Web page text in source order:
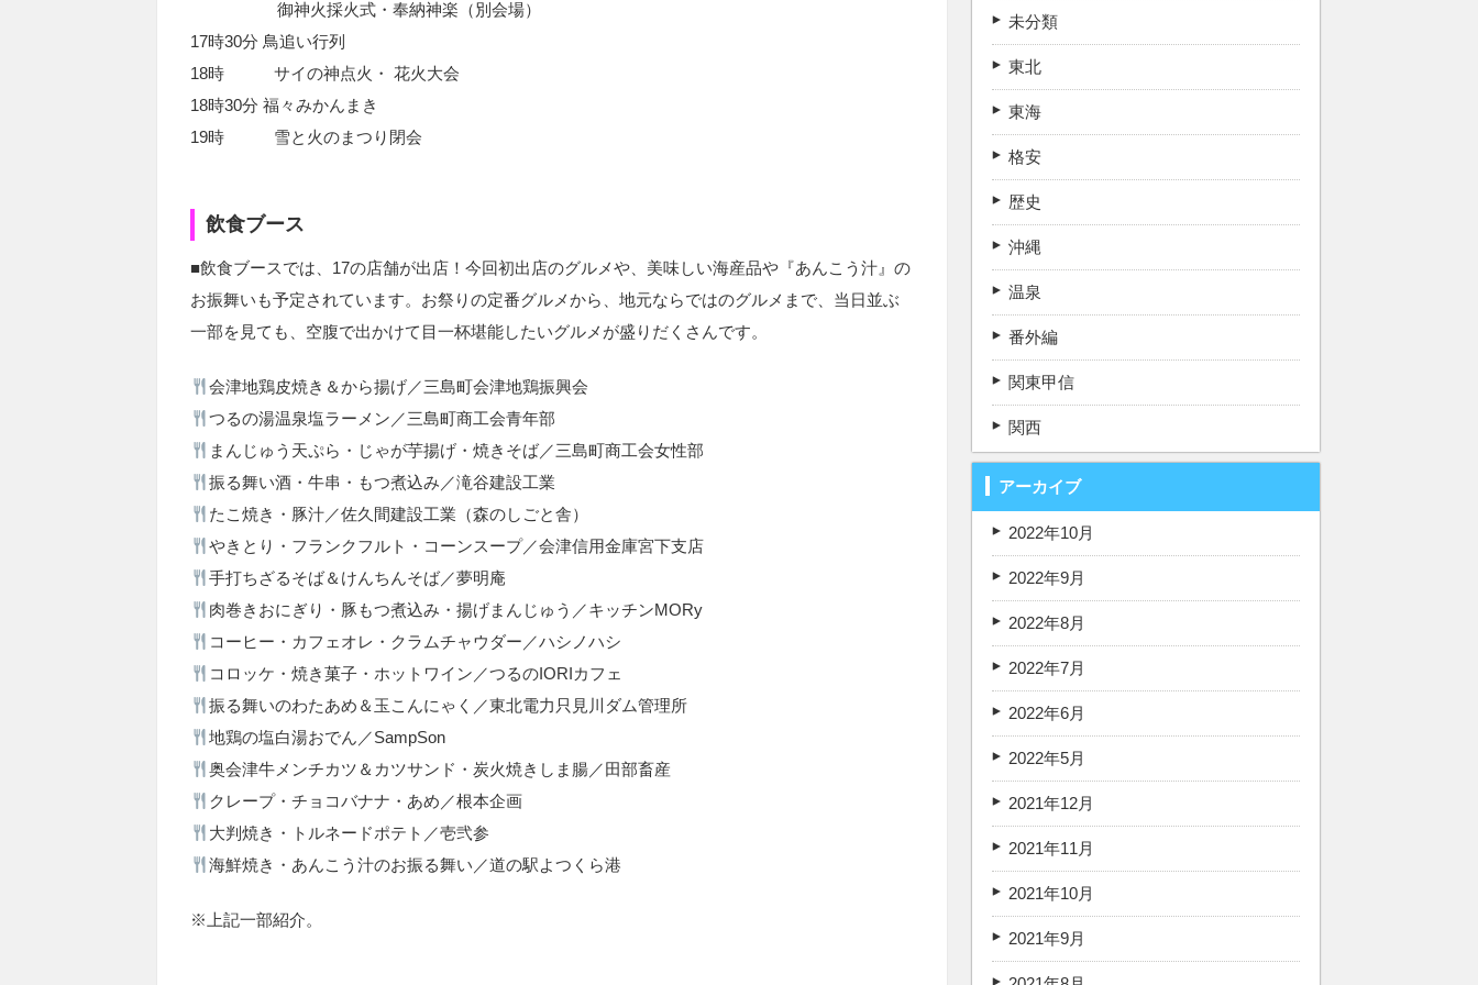
御神火採火式・奉納神楽（別会場）
17時30分 鳥追い行列
18時 サイの神点火・ 花火大会
18時30分 福々みかんまき
19時 雪と火のまつり閉会
飲食ブース
■飲食ブースでは、17の店舗が出店！今回初出店のグルメや、美味しい海産品や『あんこう汁』の
お振舞いも予定されています。お祭りの定番グルメから、地元ならではのグルメまで、当日並ぶ
一部を見ても、空腹で出かけて目一杯堪能したいグルメが盛りだくさんです。
会津地鶏皮焼き＆から揚げ／三島町会津地鶏振興会
つるの湯温泉塩ラーメン／三島町商工会青年部
まんじゅう天ぷら・じゃが芋揚げ・焼きそば／三島町商工会女性部
振る舞い酒・牛串・もつ煮込み／滝谷建設工業
たこ焼き・豚汁／佐久間建設工業（森のしごと舎）
やきとり・フランクフルト・コーンスープ／会津信用金庫宮下支店
手打ちざるそば＆けんちんそば／夢明庵
肉巻きおにぎり・豚もつ煮込み・揚げまんじゅう／キッチンMORy
コーヒー・カフェオレ・クラムチャウダー／ハシノハシ
コロッケ・焼き菓子・ホットワイン／つるのIORIカフェ
振る舞いのわたあめ＆玉こんにゃく／東北電力只見川ダム管理所
地鶏の塩白湯おでん／SampSon
奥会津牛メンチカツ＆カツサンド・炭火焼きしま腸／田部畜産
クレープ・チョコバナナ・あめ／根本企画
大判焼き・トルネードポテト／壱弐参
海鮮焼き・あんこう汁のお振る舞い／道の駅よつくら港
※上記一部紹介。
未分類
東北
東海
格安
歴史
沖縄
温泉
番外編
関東甲信
関西
アーカイブ
2022年10月
2022年9月
2022年8月
2022年7月
2022年6月
2022年5月
2021年12月
2021年11月
2021年10月
2021年9月